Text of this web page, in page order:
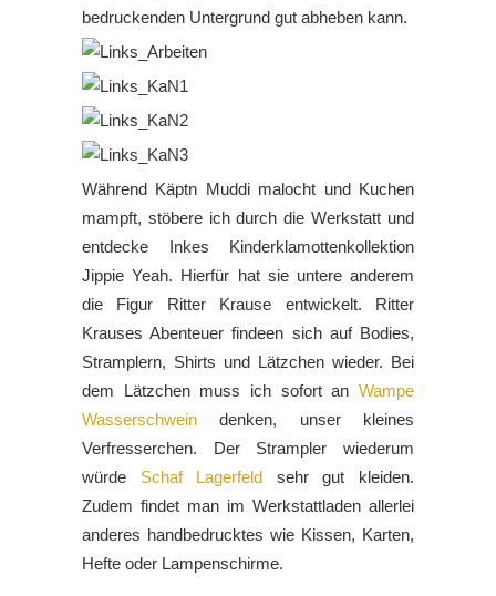
bedruckenden Untergrund gut abheben kann.
Während Käptn Muddi malocht und Kuchen
mampft, stöbere ich durch die Werkstatt und
entdecke Inkes Kinderklamottenkollektion
Jippie Yeah. Hierfür hat sie untere anderem
die Figur Ritter Krause entwickelt. Ritter
Krauses Abenteuer findeen sich auf Bodies,
Stramplern, Shirts und Lätzchen wieder. Bei
dem Lätzchen muss ich sofort an Wampe
Wasserschwein denken, unser kleines
Verfresserchen. Der Strampler wiederum
würde Schaf Lagerfeld sehr gut kleiden.
Zudem findet man im Werkstattladen allerlei
anderes handbedrucktes wie Kissen, Karten,
Hefte oder Lampenschirme.